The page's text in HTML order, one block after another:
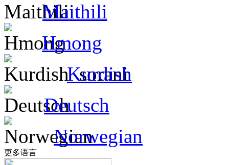
Maithili
Hmong
Kurdish
Deutsch
Norwegian
更多语言